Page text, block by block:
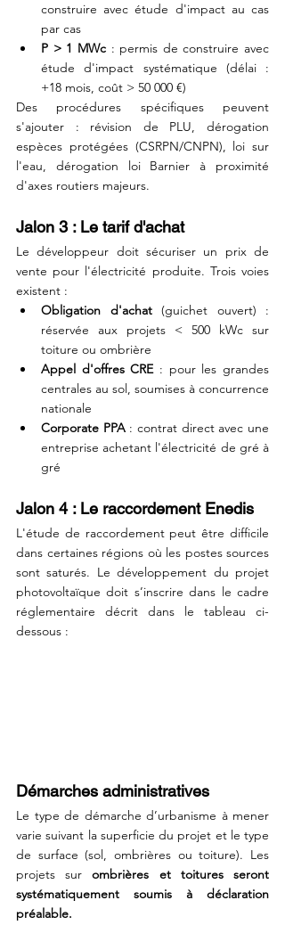
construire avec étude d'impact au cas
par cas
P > 1 MWc : permis de construire avec
étude d'impact systématique (délai :
+18 mois, coût > 50 000 €)
Des procédures spécifiques peuvent
s'ajouter : révision de PLU, dérogation
espèces protégées (CSRPN/CNPN), loi sur
l'eau, dérogation loi Barnier à proximité
d'axes routiers majeurs.
Jalon 3 : Le tarif d'achat
Le développeur doit sécuriser un prix de
vente pour l'électricité produite. Trois voies
existent :
Obligation d'achat (guichet ouvert) :
réservée aux projets < 500 kWc sur
toiture ou ombrière
Appel d'offres CRE : pour les grandes
centrales au sol, soumises à concurrence
nationale
Corporate PPA : contrat direct avec une
entreprise achetant l'électricité de gré à
gré
Jalon 4 : Le raccordement Enedis
L'étude de raccordement peut être difficile
dans certaines régions où les postes sources
sont saturés. Le développement du projet
photovoltaïque doit s’inscrire dans le cadre
réglementaire décrit dans le tableau ci-
dessous :
Démarches administratives
Le type de démarche d’urbanisme à mener
varie suivant la superficie du projet et le type
de surface (sol, ombrières ou toiture). Les
projets sur ombrières et toitures seront
systématiquement soumis à déclaration
préalable.